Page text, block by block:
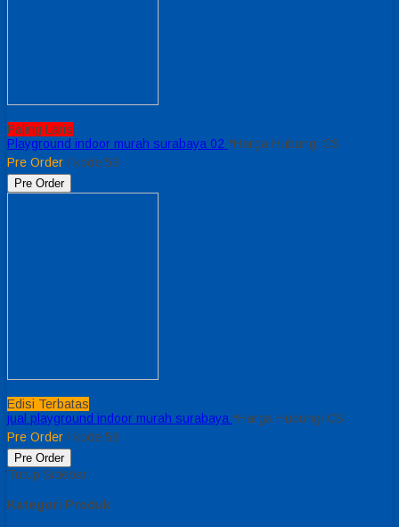
Paling Laris
Playground indoor murah surabaya 02 *Harga Hubungi CS
Pre Order / kode 59
Pre Order
Edisi Terbatas
jual playground indoor murah surabaya *Harga Hubungi CS
Pre Order / kode 58
Pre Order
Tutup Sidebar
Kategori Produk